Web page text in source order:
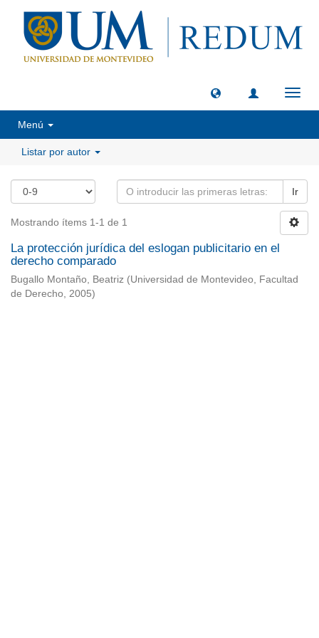
Menú
Listar por autor
Ir
Mostrando ítems 1-1 de 1
La protección jurídica del eslogan publicitario en el
derecho comparado
Bugallo Montaño, Beatriz (Universidad de Montevideo, Facultad
de Derecho, 2005)